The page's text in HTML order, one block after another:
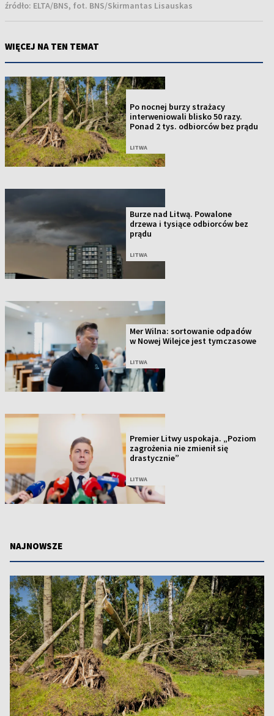
źródło: ELTA/BNS, fot. BNS/Skirmantas Lisauskas
WIĘCEJ NA TEN TEMAT
Po nocnej burzy strażacy
interweniowali blisko 50 razy.
Ponad 2 tys. odbiorców bez prądu
LITWA
Burze nad Litwą. Powalone
drzewa i tysiące odbiorców bez
prądu
LITWA
Mer Wilna: sortowanie odpadów
w Nowej Wilejce jest tymczasowe
LITWA
Premier Litwy uspokaja. „Poziom
zagrożenia nie zmienił się
drastycznie”
LITWA
NAJNOWSZE